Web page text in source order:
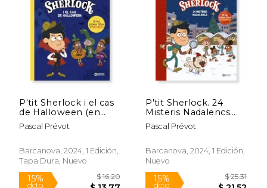
dcto. $ 13.77 dcto. $
P'tit Sherlock i el cas
de Halloween (en
Catalán)
Pascal Prévot
Barcanova, 2024, 1 Edición,
Tapa Dura, Nuevo
P'tit Sherlock. 24
Misteris Nadalencs
(en Catalán)
Pascal Prévot
Barcanova, 2024, 1 Edición,
Nuevo